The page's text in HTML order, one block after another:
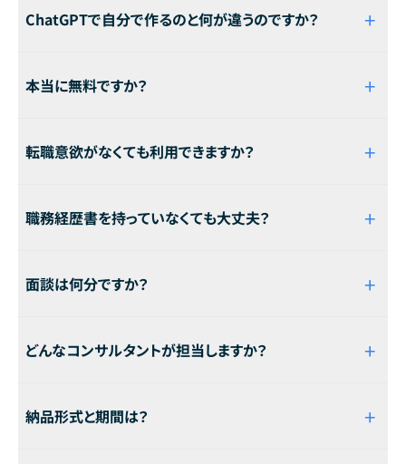
ChatGPTで自分で作るのと何が違うのですか？ +
トによるインタビューで「自分では言語化できなかった経験」
本当に無料ですか？ +
す。後から料金を請求することは一切ありません。安心してご
転職意欲がなくても利用できますか？ +
的でのご利用も歓迎しています。転職を前提とした無理な営
職務経歴書を持っていなくても大丈夫？ +
ルの情報があれば、面談を通じて一緒に職務経歴書を作成し
面談は何分ですか？ +
に、専門コンサルタントがあなたのキャリアを深掘りします。
どんなコンサルタントが担当しますか？ +
が担当します。累計1,000社以上の採用現場を見てきた知見を
納品形式と期間は？ +